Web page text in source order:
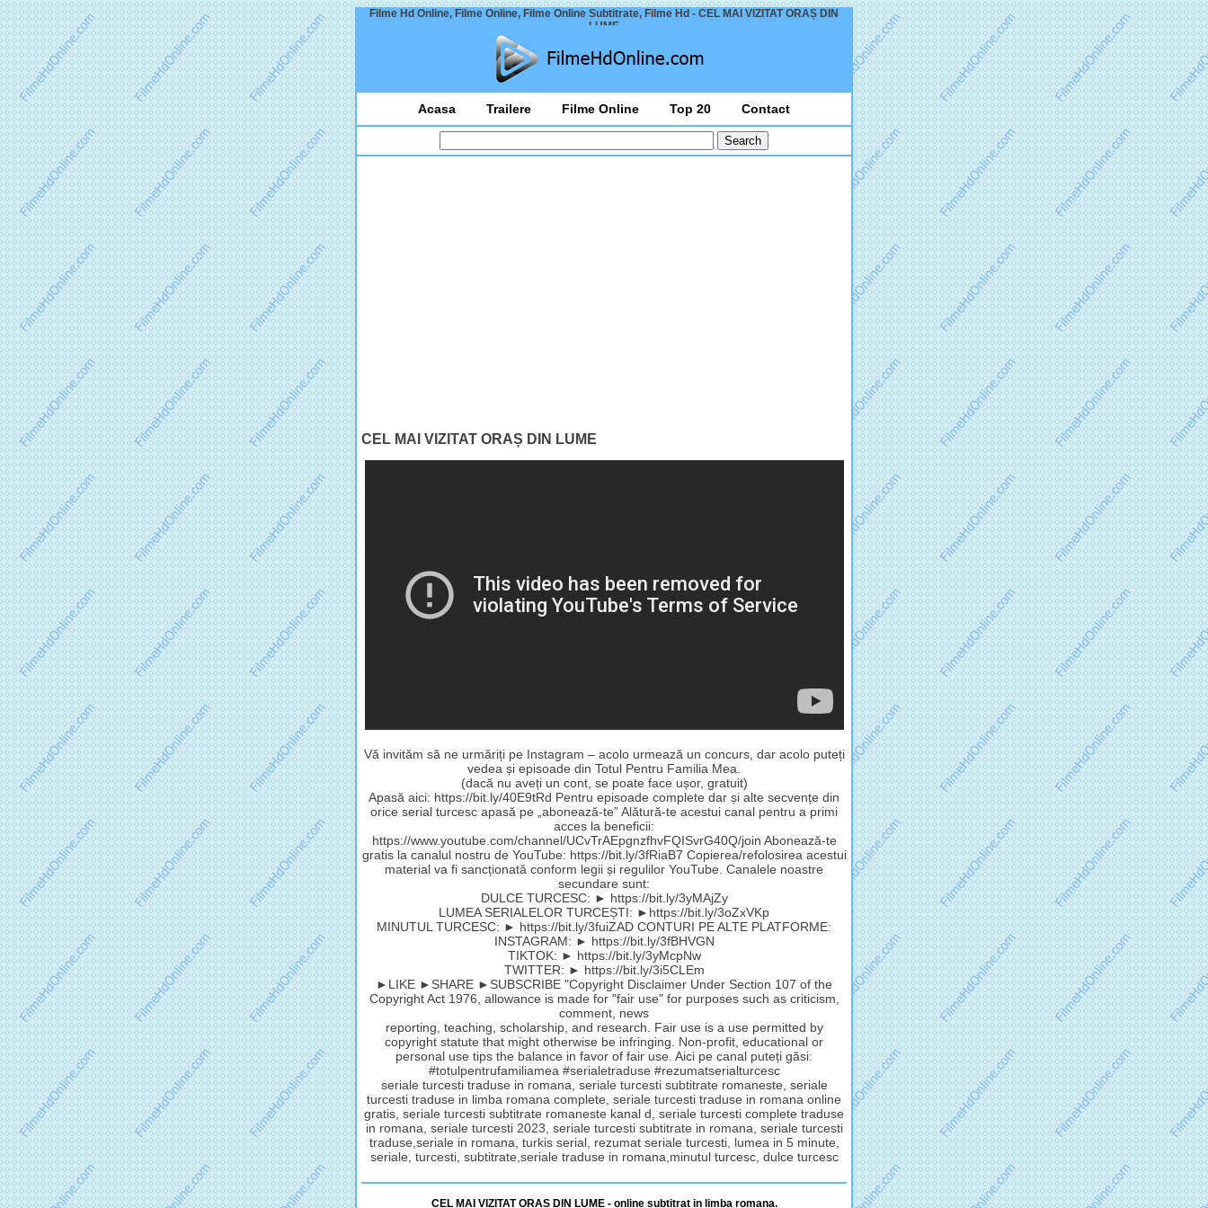
Filme Hd Online, Filme Online, Filme Online Subtitrate, Filme Hd - CEL MAI VIZITAT ORAȘ DIN
LUME
Acasa Trailere Filme Online Top 20 Contact
CEL MAI VIZITAT ORAȘ DIN LUME
Vă invităm să ne urmăriți pe Instagram – acolo urmează un concurs, dar acolo puteți
vedea și episoade din Totul Pentru Familia Mea.
(dacă nu aveți un cont, se poate face ușor, gratuit)
Apasă aici: https://bit.ly/40E9tRd Pentru episoade complete dar și alte secvențe din
orice serial turcesc apasă pe „abonează-te” Alătură-te acestui canal pentru a primi
acces la beneficii:
https://www.youtube.com/channel/UCvTrAEpgnzfhvFQISvrG40Q/join Abonează-te
gratis la canalul nostru de YouTube: https://bit.ly/3fRiaB7 Copierea/refolosirea acestui
material va fi sancționată conform legii și regulilor YouTube. Canalele noastre
secundare sunt:
DULCE TURCESC: ► https://bit.ly/3yMAjZy
LUMEA SERIALELOR TURCEȘTI: ►https://bit.ly/3oZxVKp
MINUTUL TURCESC: ► https://bit.ly/3fuiZAD CONTURI PE ALTE PLATFORME:
INSTAGRAM: ► https://bit.ly/3fBHVGN
TIKTOK: ► https://bit.ly/3yMcpNw
TWITTER: ► https://bit.ly/3i5CLEm
►LIKE ►SHARE ►SUBSCRIBE "Copyright Disclaimer Under Section 107 of the
Copyright Act 1976, allowance is made for "fair use" for purposes such as criticism,
comment, news
reporting, teaching, scholarship, and research. Fair use is a use permitted by
copyright statute that might otherwise be infringing. Non-profit, educational or
personal use tips the balance in favor of fair use. Aici pe canal puteți găsi:
#totulpentrufamiliamea #serialetraduse #rezumatserialturcesc
seriale turcesti traduse in romana, seriale turcesti subtitrate romaneste, seriale
turcesti traduse in limba romana complete, seriale turcesti traduse in romana online
gratis, seriale turcesti subtitrate romaneste kanal d, seriale turcesti complete traduse
in romana, seriale turcesti 2023, seriale turcesti subtitrate in romana, seriale turcesti
traduse,seriale in romana, turkis serial, rezumat seriale turcesti, lumea in 5 minute,
seriale, turcesti, subtitrate,seriale traduse in romana,minutul turcesc, dulce turcesc
CEL MAI VIZITAT ORAȘ DIN LUME - online subtitrat in limba romana.